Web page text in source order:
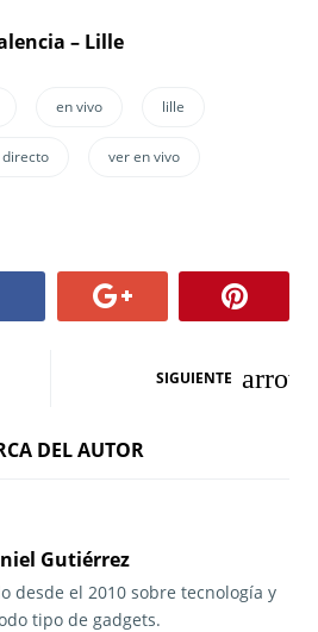
– Lille
en vivo lille
ver en vivo
SIGUIENTE
DEL AUTOR
Gutiérrez
desde el 2010 sobre tecnología y
tipo de gadgets.